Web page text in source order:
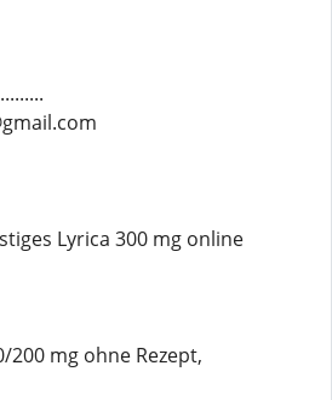
Lyrica 300 mg online
200 mg ohne Rezept,